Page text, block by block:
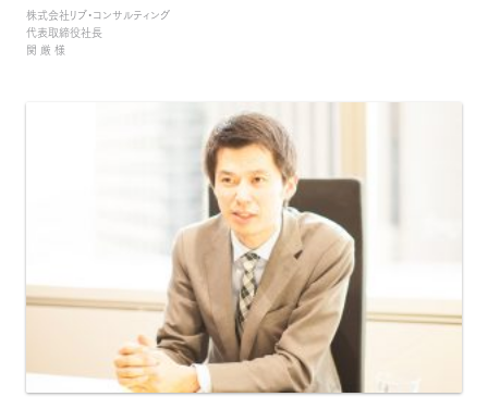
株式会社リブ・コンサルティング
代表取締役社長
関 厳 様